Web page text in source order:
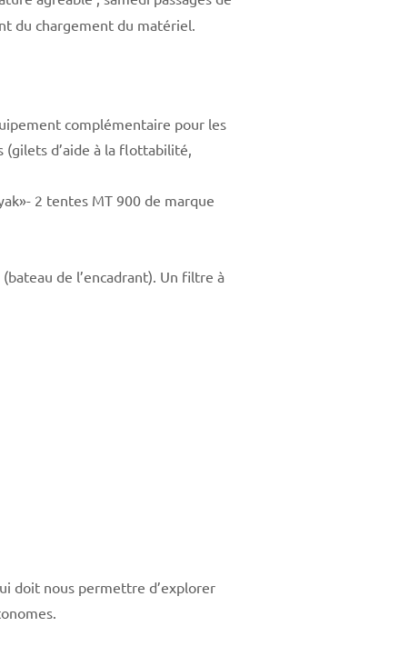
du chargement du matériel.
complémentaire pour les
d’aide à la flottabilité,
2 tentes MT 900 de marque
de l’encadrant). Un filtre à
doit nous permettre d’explorer